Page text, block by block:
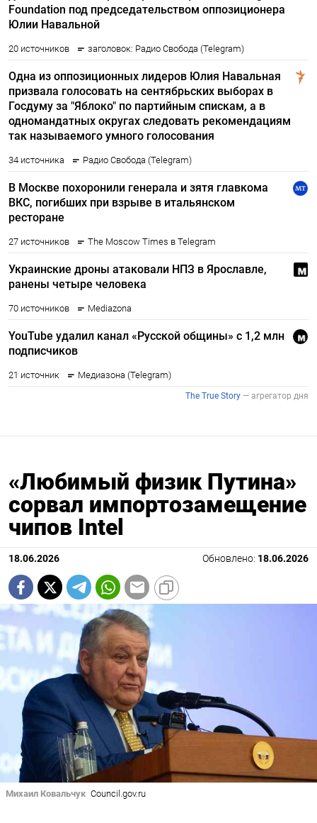
«Любимый физик Путина»
сорвал импортозамещение
чипов Intel
18.06.2026 Обновлено: 18.06.2026
Михаил Ковальчук Council.gov.ru